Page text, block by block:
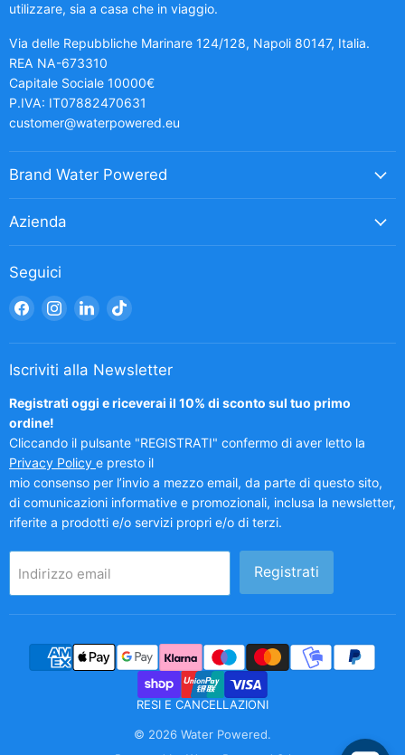
utilizzare, sia a casa che in viaggio.
Via delle Repubbliche Marinare 124/128, Napoli 80147, Italia.
REA NA-673310
Capitale Sociale 10000€
P.IVA: IT07882470631
customer@waterpowered.eu
Brand Water Powered
Azienda
Seguici
Trovaci
Facebook
Trovaci
Instagram
Trovaci
LinkedIn
Trovaci
TikTok
Iscriviti alla Newsletter
Registrati oggi e riceverai il 10% di sconto sul tuo primo
ordine!
Cliccando il pulsante "REGISTRATI" confermo di aver letto la
Privacy Policy e presto il
mio consenso per l’invio a mezzo email, da parte di questo sito,
di comunicazioni informative e promozionali, inclusa la newsletter,
riferite a prodotti e/o servizi propri e/o di terzi.
Indirizzo email Registrati
RESI E CANCELLAZIONI
© 2026 Water Powered.